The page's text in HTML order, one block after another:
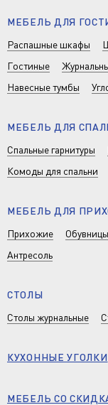
МЕБЕЛЬ ДЛЯ
Распашные шкафы
Гостиные
Навесные тумбы
МЕБЕЛЬ ДЛЯ
Спальные гарнитуры
Комоды для спальни
МЕБЕЛЬ ДЛЯ
Прихожие
Обувницы
Антресоль
СТОЛЫ
Столы журнальные
КУХОННЫЕ УГОЛКИ
МЕБЕЛЬ СО